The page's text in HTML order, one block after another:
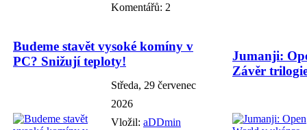
Komentářů: 2
Budeme stavět vysoké komíny v
PC? Snižují teploty!
Středa, 29 červenec
2026
Vložil: aDDmin
Jumanji:
Závěr